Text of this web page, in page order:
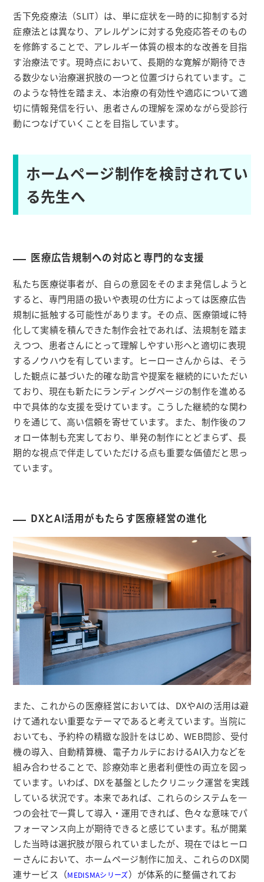
舌下免疫療法（SLIT）は、単に症状を一時的に抑制する対
症療法とは異なり、アレルゲンに対する免疫応答そのもの
を修飾することで、アレルギー体質の根本的な改善を目指
す治療法です。現時点において、長期的な寛解が期待でき
る数少ない治療選択肢の一つと位置づけられています。こ
のような特性を踏まえ、本治療の有効性や適応について適
切に情報発信を行い、患者さんの理解を深めながら受診行
動につなげていくことを目指しています。
ホームページ制作を検討されてい
る先生へ
医療広告規制への対応と専門的な支援
私たち医療従事者が、自らの意図をそのまま発信しようと
すると、専門用語の扱いや表現の仕方によっては医療広告
規制に抵触する可能性があります。その点、医療領域に特
化して実績を積んできた制作会社であれば、法規制を踏ま
えつつ、患者さんにとって理解しやすい形へと適切に表現
するノウハウを有しています。ヒーローさんからは、そう
した観点に基づいた的確な助言や提案を継続的にいただい
ており、現在も新たにランディングページの制作を進める
中で具体的な支援を受けています。こうした継続的な関わ
りを通じて、高い信頼を寄せています。また、制作後のフ
ォロー体制も充実しており、単発の制作にとどまらず、長
期的な視点で伴走していただける点も重要な価値だと思っ
ています。
DXとAI活用がもたらす医療経営の進化
また、これからの医療経営においては、DXやAIの活用は避
けて通れない重要なテーマであると考えています。当院に
おいても、予約枠の精緻な設計をはじめ、WEB問診、受付
機の導入、自動精算機、電子カルテにおけるAI入力などを
組み合わせることで、診療効率と患者利便性の両立を図っ
ています。いわば、DXを基盤としたクリニック運営を実践
している状況です。本来であれば、これらのシステムを一
つの会社で一貫して導入・運用できれば、色々な意味でパ
フォーマンス向上が期待できると感じています。私が開業
した当時は選択肢が限られていましたが、現在ではヒーロ
ーさんにおいて、ホームページ制作に加え、これらのDX関
連サービス（MEDISMAシリーズ）が体系的に整備されてお